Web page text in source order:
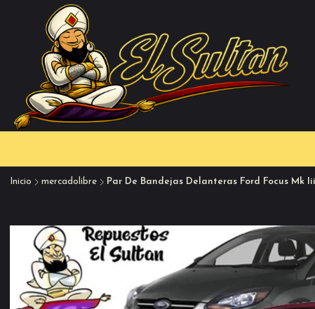
Inicio mercadolibre Par De Bandejas Delanteras Ford Focus Mk